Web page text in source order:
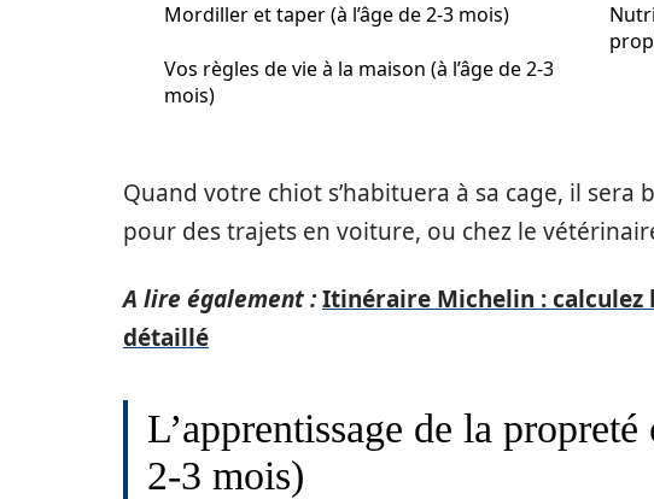
Mordiller et taper (à l’âge de 2-3 mois)
Vos règles de vie à la maison (à l’âge de 2-3
mois)
Quand votre chiot s’habituera à sa cage, il sera
pour des trajets en voiture, ou chez le
A lire également :Itinéraire Michelin :
détaillé
L’apprentissage de la
2-3 mois)